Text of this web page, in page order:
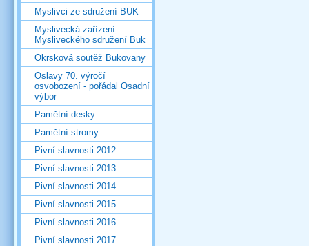
Myslivci ze sdružení BUK
Myslivecká zařízení
Mysliveckého sdružení Buk
Okrsková soutěž Bukovany
Oslavy 70. výročí
osvobození - pořádal Osadní
výbor
Pamětní desky
Pamětní stromy
Pivní slavnosti 2012
Pivní slavnosti 2013
Pivní slavnosti 2014
Pivní slavnosti 2015
Pivní slavnosti 2016
Pivní slavnosti 2017